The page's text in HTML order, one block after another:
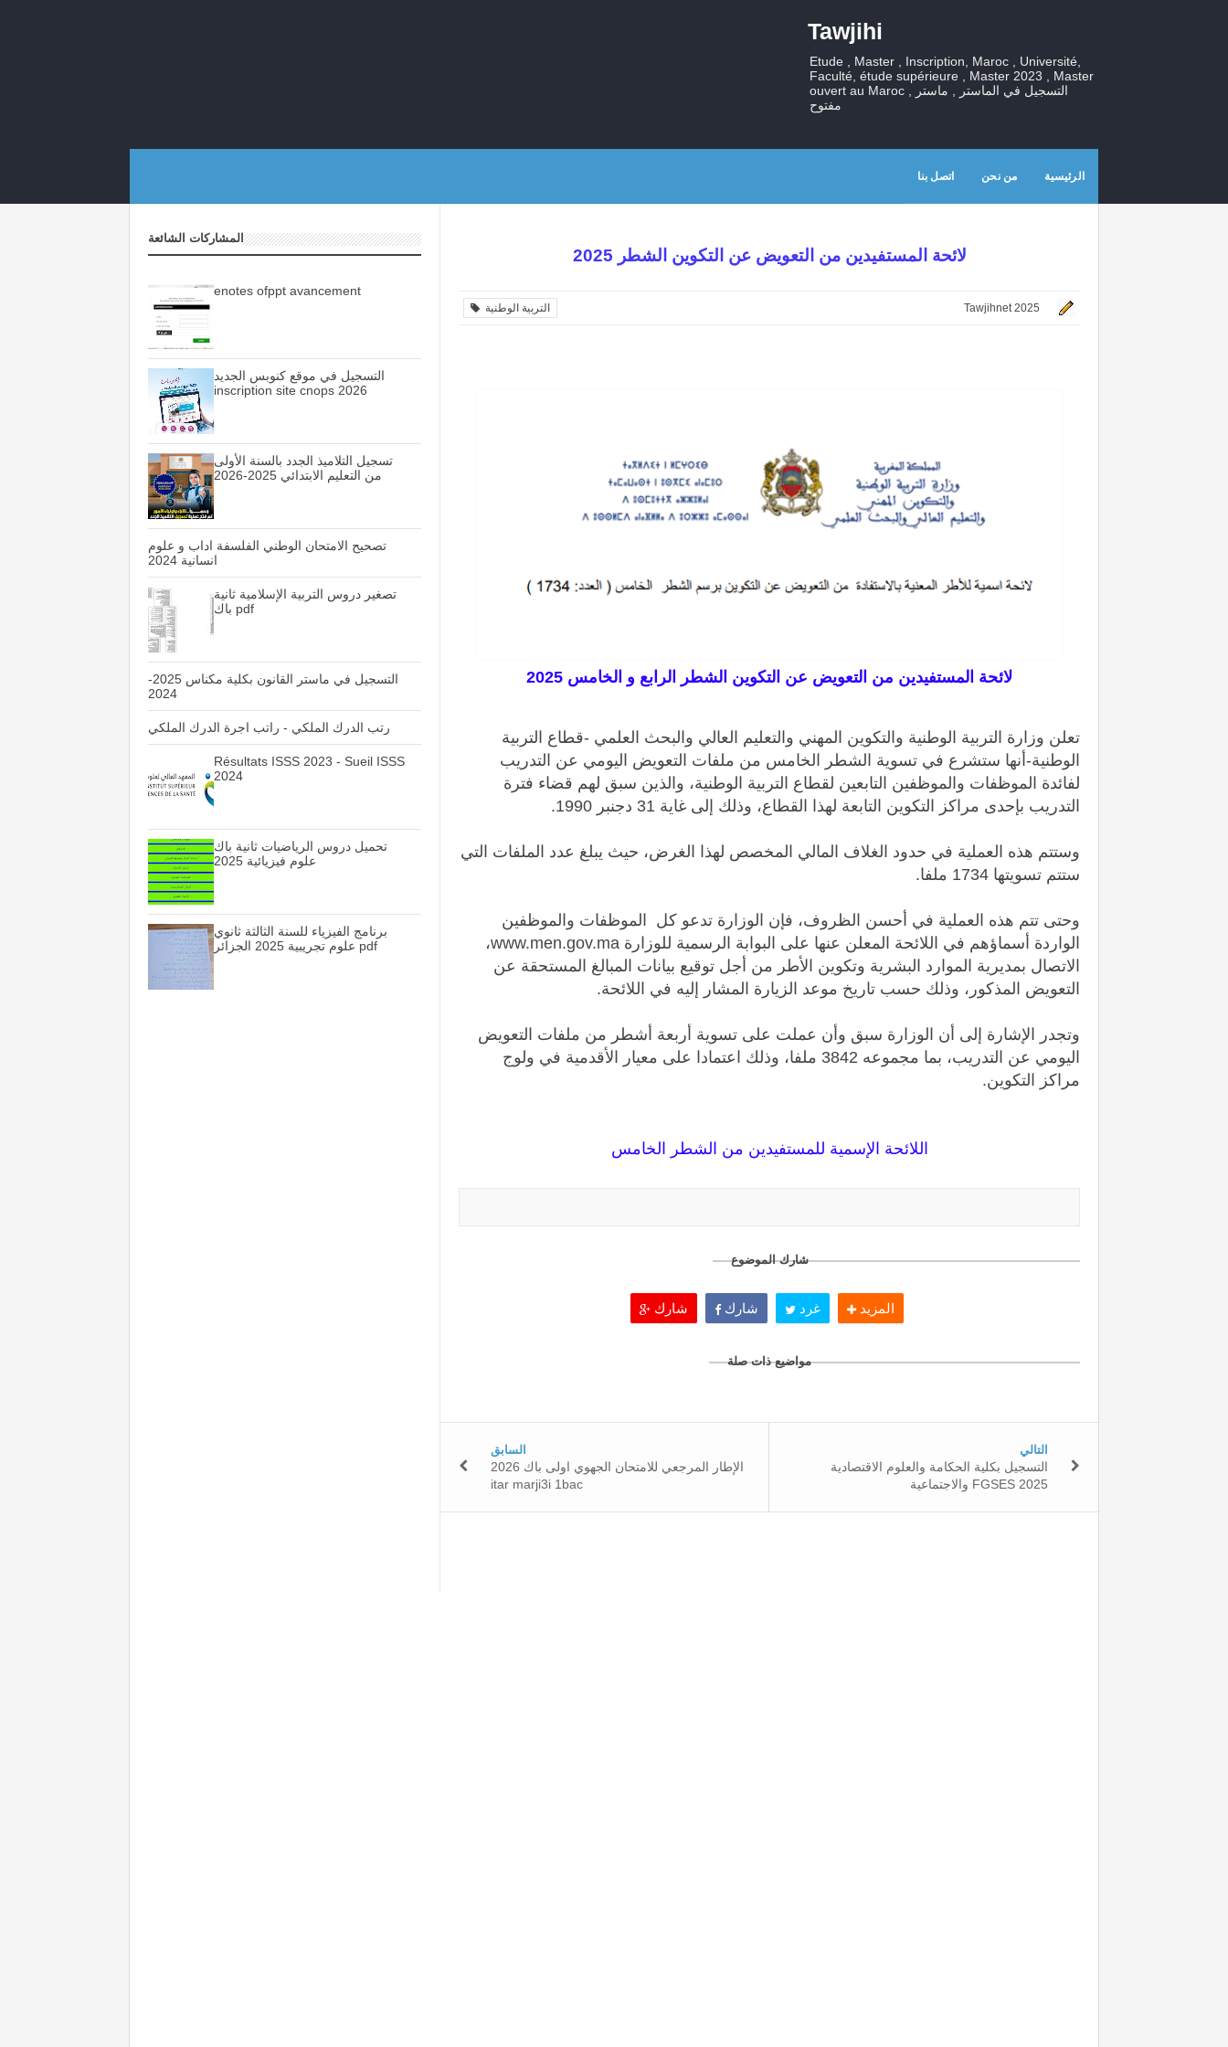
Tawjihi
Etude , Master , Inscription, Maroc , Université,
Faculté, étude supérieure , Master 2023 , Master
ouvert au Maroc , التسجيل في الماستر , ماستر
مفتوح
الرئيسية من نحن اتصل بنا
لائحة المستفيدين من التعويض عن التكوين الشطر 2025
Tawjihnet 2025 التربية الوطنية
لائحة المستفيدين من التعويض عن التكوين الشطر الرابع و الخامس 2025
تعلن وزارة التربية الوطنية والتكوين المهني والتعليم العالي والبحث العلمي -قطاع التربية
الوطنية-أنها ستشرع في تسوية الشطر الخامس من ملفات التعويض اليومي عن التدريب
لفائدة الموظفات والموظفين التابعين لقطاع التربية الوطنية، والذين سبق لهم قضاء فترة
التدريب بإحدى مراكز التكوين التابعة لهذا القطاع، وذلك إلى غاية 31 دجنبر 1990.
وستتم هذه العملية في حدود الغلاف المالي المخصص لهذا الغرض، حيث يبلغ عدد الملفات التي
ستتم تسويتها 1734 ملفا.
وحتى تتم هذه العملية في أحسن الظروف، فإن الوزارة تدعو كل الموظفات والموظفين
الواردة أسماؤهم في اللائحة المعلن عنها على البوابة الرسمية للوزارة www.men.gov.ma،
الاتصال بمديرية الموارد البشرية وتكوين الأطر من أجل توقيع بيانات المبالغ المستحقة عن
التعويض المذكور، وذلك حسب تاريخ موعد الزيارة المشار إليه في اللائحة.
وتجدر الإشارة إلى أن الوزارة سبق وأن عملت على تسوية أربعة أشطر من ملفات التعويض
اليومي عن التدريب، بما مجموعه 3842 ملفا، وذلك اعتمادا على معيار الأقدمية في ولوج
مراكز التكوين.
​اللائحة الإسمية للمستفيدين من الشطر الخامس
شارك الموضوع
شارك شارك غرد المزيد
مواضيع ذات صلة
التالي
التسجيل بكلية الحكامة والعلوم الاقتصادية
والاجتماعية FGSES 2025
السابق
الإطار المرجعي للامتحان الجهوي اولى باك 2026
itar marji3i 1bac
المشاركات الشائعة
enotes ofppt avancement
التسجيل في موقع كنوبس الجديد
inscription site cnops 2026
تسجيل التلاميذ الجدد بالسنة الأولى
من التعليم الابتدائي 2025-2026
تصحيح الامتحان الوطني الفلسفة اداب و علوم
انسانية 2024
تصغير دروس التربية الإسلامية ثانية
باك pdf
التسجيل في ماستر القانون بكلية مكناس 2025-
2024
رتب الدرك الملكي - راتب اجرة الدرك الملكي
Résultats ISSS 2023 - Sueil ISSS
2024
تحميل دروس الرياضيات ثانية باك
علوم فيزيائية 2025
برنامج الفيزياء للسنة الثالثة ثانوي
علوم تجريبية 2025 الجزائر pdf